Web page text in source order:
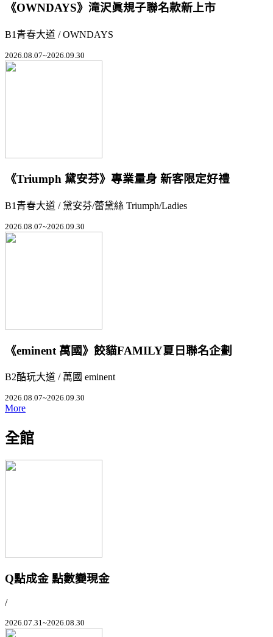
《OWNDAYS》滝沢眞規子聯名款新上市
B1青春大道 / OWNDAYS
2026.08.07~2026.09.30
《Triumph 黛安芬》專業量身 新客限定好禮
B1青春大道 / 黛安芬/蕾黛絲 Triumph/Ladies
2026.08.07~2026.09.30
《eminent 萬國》餃貓FAMILY夏日聯名企劃
B2酷玩大道 / 萬國 eminent
2026.08.07~2026.09.30
More
全館
Q點成金 點數變現金
/
2026.07.31~2026.08.30